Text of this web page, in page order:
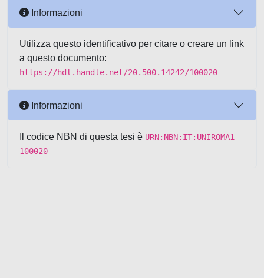
Informazioni
Utilizza questo identificativo per citare o creare un link
a questo documento:
https://hdl.handle.net/20.500.14242/100020
Informazioni
Il codice NBN di questa tesi è URN:NBN:IT:UNIROMA1-
100020